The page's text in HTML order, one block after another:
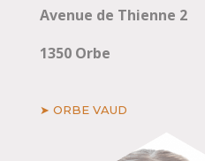
Avenue de Thienne 2
1350 Orbe
➤ ORBE VAUD